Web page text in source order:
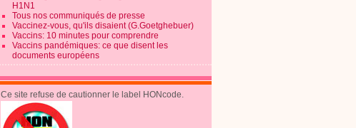
H1N1
Tous nos communiqués de presse
Vaccinez-vous, qu'ils disaient (G.Goetghebuer)
Vaccins: 10 minutes pour comprendre
Vaccins pandémiques: ce que disent les
documents européens
Ce site refuse de cautionner le label HONcode.